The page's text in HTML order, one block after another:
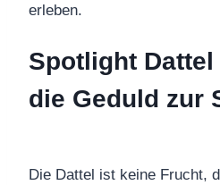
erleben.
Spotlight
die Geduld zur
Die Dattel ist keine Frucht,